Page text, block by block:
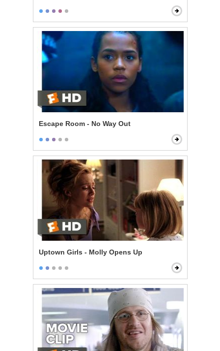
Escape Room - No Way Out
Uptown Girls - Molly Opens Up